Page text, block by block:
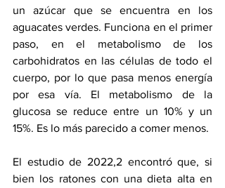
un azúcar que se encuentra en los
aguacates verdes. Funciona en el primer
paso, en el metabolismo de los
carbohidratos en las células de todo el
cuerpo, por lo que pasa menos energía
por esa vía. El metabolismo de la
glucosa se reduce entre un 10% y un
15%. Es lo más parecido a comer menos.
El estudio de 2022,2 encontró que, si
bien los ratones con una dieta alta en